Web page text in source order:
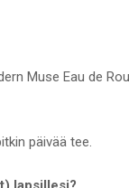
Muse Eau de
päivää tee.